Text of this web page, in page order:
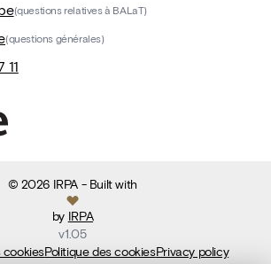
(questions relatives à BALaT)
(questions générales)
11
©2026 IRPA- Built with
by IRPA
v1.05
cookiesPolitique des cookiesPrivacy policy